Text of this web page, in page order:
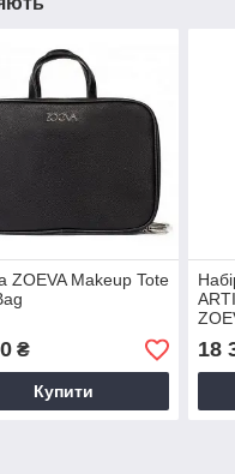
ZOEVA Makeup Tote
₴
Купити
18